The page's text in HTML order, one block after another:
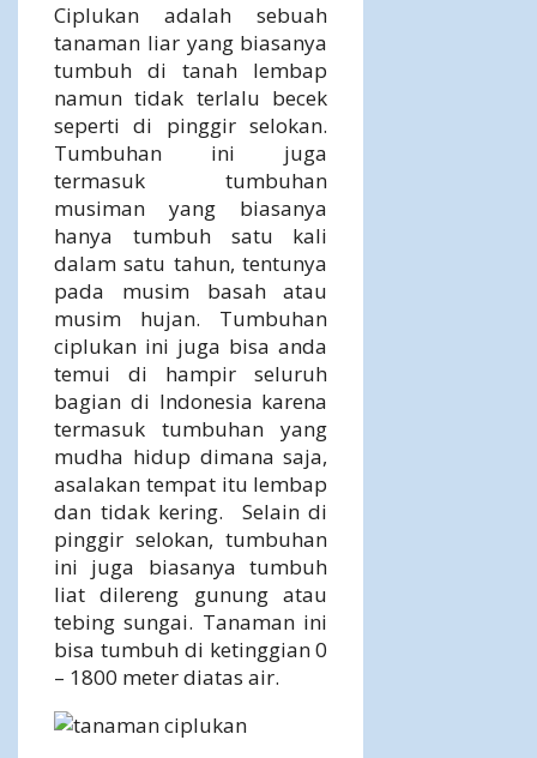
Ciplukan adalah sebuah
tanaman liar yang biasanya
tumbuh di tanah lembap
namun tidak terlalu becek
seperti di pinggir selokan.
Tumbuhan ini juga
termasuk tumbuhan
musiman yang biasanya
hanya tumbuh satu kali
dalam satu tahun, tentunya
pada musim basah atau
musim hujan. Tumbuhan
ciplukan ini juga bisa anda
temui di hampir seluruh
bagian di Indonesia karena
termasuk tumbuhan yang
mudha hidup dimana saja,
asalakan tempat itu lembap
dan tidak kering. Selain di
pinggir selokan, tumbuhan
ini juga biasanya tumbuh
liat dilereng gunung atau
tebing sungai. Tanaman ini
bisa tumbuh di ketinggian 0
– 1800 meter diatas air.